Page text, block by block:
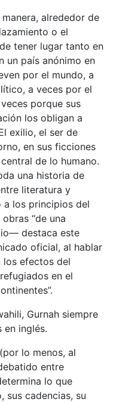
alrededor de
o el
tener lugar tanto en
un país anónimo en
por el mundo, a
a veces por el
porque sus
los obligan a
exilio, el ser de
en sus ficciones
de lo humano.
una historia de
literatura y
los principios del
“de una
destaca este
oficial, al hablar
los efectos del
en el
Gurnah siempre
en inglés.
lo menos, al
entre
lo que
sus cadencias, su